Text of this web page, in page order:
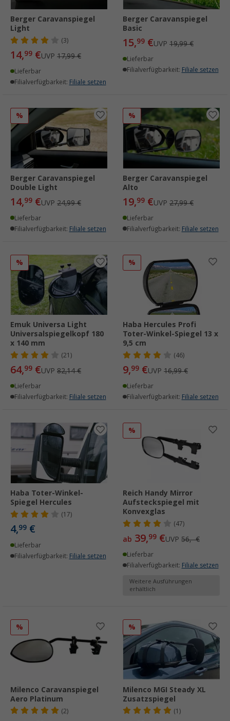
Berger Caravanspiegel
Light
(3)
14,99 €UVP 17,99 €
Lieferbar
Filialverfügbarkeit: Filiale setzen
Berger Caravanspiegel
Basic
15,99 €UVP 19,99 €
Lieferbar
Filialverfügbarkeit: Filiale setzen
%
Berger Caravanspiegel
Double Light
14,99 €UVP 24,99 €
Lieferbar
Filialverfügbarkeit: Filiale setzen
%
Berger Caravanspiegel
Alto
19,99 €UVP 27,99 €
Lieferbar
Filialverfügbarkeit: Filiale setzen
%
Emuk Universa Light
Universalspiegelkopf 180
x 140 mm
(21)
64,99 €UVP 82,14 €
Lieferbar
Filialverfügbarkeit: Filiale setzen
%
Haba Hercules Profi
Toter-Winkel-Spiegel 13 x
9,5 cm
(46)
9,99 €UVP 16,99 €
Lieferbar
Filialverfügbarkeit: Filiale setzen
Haba Toter-Winkel-
Spiegel Hercules
(17)
4,99 €
Lieferbar
Filialverfügbarkeit: Filiale setzen
%
Reich Handy Mirror
Aufsteckspiegel mit
Konvexglas
(47)
ab 39,99 €UVP 56,- €
Lieferbar
Filialverfügbarkeit: Filiale setzen
Weitere Ausführungen
erhältlich
%
Milenco Caravanspiegel
Aero Platinum
(2)
%
Milenco MGI Steady XL
Zusatzspiegel
(1)